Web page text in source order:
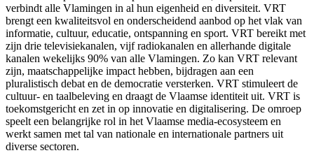
verbindt alle Vlamingen in al hun eigenheid en diversiteit. VRT
brengt een kwaliteitsvol en onderscheidend aanbod op het vlak van
informatie, cultuur, educatie, ontspanning en sport. VRT bereikt met
zijn drie televisiekanalen, vijf radiokanalen en allerhande digitale
kanalen wekelijks 90% van alle Vlamingen. Zo kan VRT relevant
zijn, maatschappelijke impact hebben, bijdragen aan een
pluralistisch debat en de democratie versterken. VRT stimuleert de
cultuur- en taalbeleving en draagt de Vlaamse identiteit uit. VRT is
toekomstgericht en zet in op innovatie en digitalisering. De omroep
speelt een belangrijke rol in het Vlaamse media-ecosysteem en
werkt samen met tal van nationale en internationale partners uit
diverse sectoren.